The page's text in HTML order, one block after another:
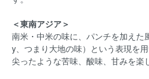
＜東南アジア＞
南米・中米の味に、パンチを加えた
y、つまり大地の味）という表現を
尖ったような苦味、酸味、甘みを楽